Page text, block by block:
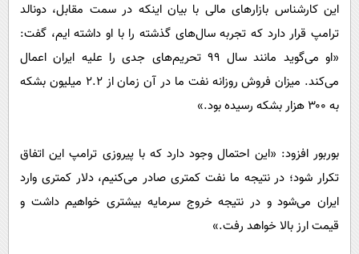
این کارشناس بازار‌های مالی با بیان اینکه در سمت مقابل، دونالد
ترامپ قرار دارد که تجربه سال‌های گذشته را با او داشته ایم، گفت:
«او می‌گوید مانند سال ۹۹ تحریم‌های جدی را علیه ایران اعمال
می‌کند. میزان فروش روزانه نفت ما در آن زمان از ۲.۲ میلیون بشکه
به ۳۰۰ هزار بشکه رسیده بود.»
بوربور افزود: «این احتمال وجود دارد که با پیروزی ترامپ این اتفاق
تکرار شود؛ در نتیجه ما نفت کمتری صادر می‌کنیم، دلار کمتری وارد
ایران می‌شود و در نتیجه خروج سرمایه بیشتری خواهیم داشت و
قیمت ارز بالا خواهد رفت.»